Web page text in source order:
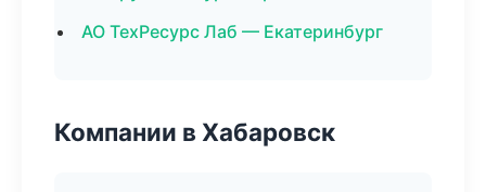
АО ТехРесурс Лаб — Екатеринбург
Компании в Хабаровск